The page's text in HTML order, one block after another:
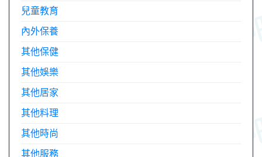
兒童教育
內外保養
其他保健
其他娛樂
其他居家
其他料理
其他時尚
其他服務